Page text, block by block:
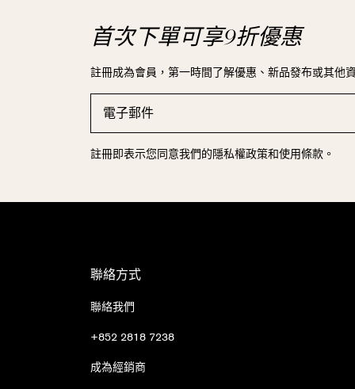
首次下單可享9折優惠
註冊成為會員，第一時間了解優惠、新品發布或其他
註冊即表示您同意我們的隱私權政策和使用條款。
聯絡方式
聯絡我們
+852 2818 7238
成為經銷商